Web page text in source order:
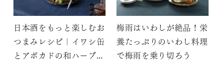
日本酒をもっと楽しむお
つまみレシピ｜イワシ缶
とアボカドの和ハーブマ
梅雨はいわしが絶品！栄
養たっぷりのいわし料理
で梅雨を乗り切ろう